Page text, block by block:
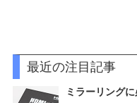
最近の注目記事
ミラーリング